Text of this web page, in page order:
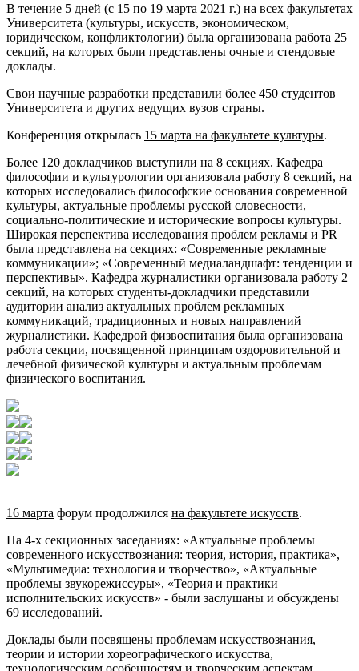
В течение 5 дней (с 15 по 19 марта 2021 г.) на всех факультетах
Университета (культуры, искусств, экономическом,
юридическом, конфликтологии) была организована работа 25
секций, на которых были представлены очные и стендовые
доклады.
Свои научные разработки представили более 450 студентов
Университета и других ведущих вузов страны.
Конференция открылась 15 марта на факультете культуры.
Более 120 докладчиков выступили на 8 секциях. Кафедра
философии и культурологии организовала работу 8 секций, на
которых исследовались философские основания современной
культуры, актуальные проблемы русской словесности,
социально-политические и исторические вопросы культуры.
Широкая перспектива исследования проблем рекламы и PR
была представлена на секциях: «Современные рекламные
коммуникации»; «Современный медиаландшафт: тенденции и
перспективы». Кафедра журналистики организовала работу 2
секций, на которых студенты-докладчики представили
аудитории анализ актуальных проблем рекламных
коммуникаций, традиционных и новых направлений
журналистики. Кафедрой физвоспитания была организована
работа секции, посвященной принципам оздоровительной и
лечебной физической культуры и актуальным проблемам
физического воспитания.
16 марта форум продолжился на факультете искусств.
На 4-х секционных заседаниях: «Актуальные проблемы
современного искусствознания: теория, история, практика»,
«Мультимедиа: технология и творчество», «Актуальные
проблемы звукорежиссуры», «Теория и практики
исполнительских искусств» - были заслушаны и обсуждены
69 исследований.
Доклады были посвящены проблемам искусствознания,
теории и истории хореографического искусства,
технологическим особенностям и творческим аспектам